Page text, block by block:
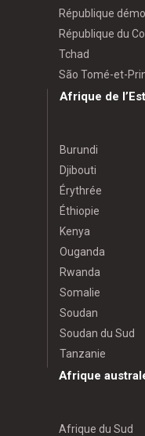
République
République du
Tchad
São Tomé-et-
Afrique de l’Est
Burundi
Djibouti
Érythrée
Éthiopie
Kenya
Ouganda
Rwanda
Somalie
Soudan
Soudan du Sud
Tanzanie
Afrique
Afrique du Sud